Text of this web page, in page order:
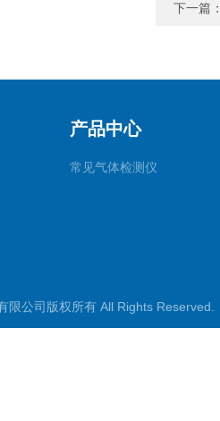
下一篇
产品中心
常见气体检测仪
限公司版权所有 All Rights